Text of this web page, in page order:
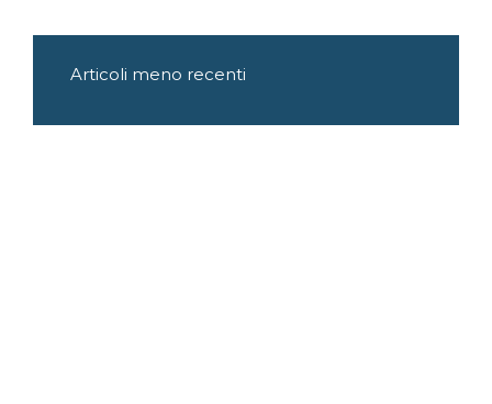
articoli
Articoli meno recenti